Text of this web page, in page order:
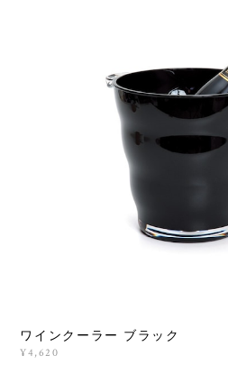
ワインクーラー ブラック
¥4,620